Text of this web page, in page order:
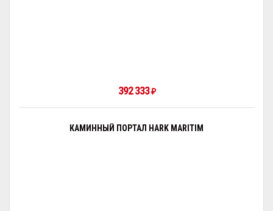
392 333₽
КАМИННЫЙ ПОРТАЛ HARK MARITIM